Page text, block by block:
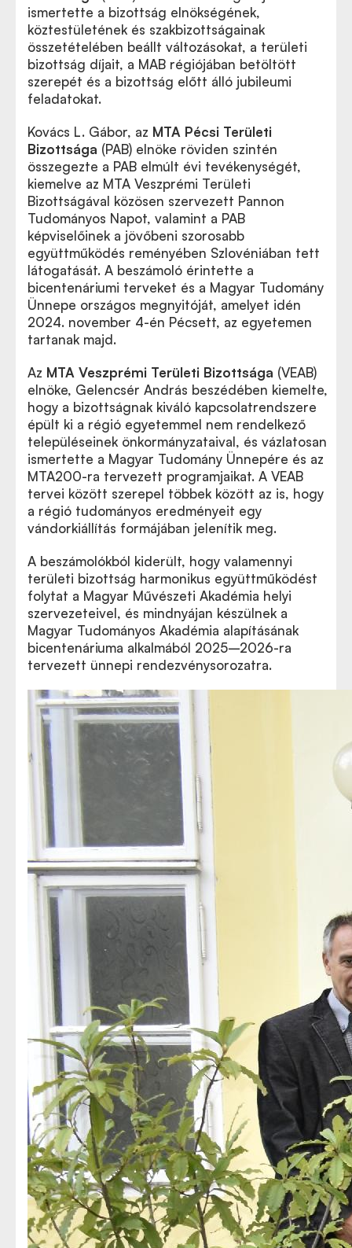
ismertette a bizottság elnökségének,
köztestületének és szakbizottságainak
összetételében beállt változásokat, a területi
bizottság díjait, a MAB régiójában betöltött
szerepét és a bizottság előtt álló jubileumi
feladatokat.
Kovács L. Gábor, az MTA Pécsi Területi
Bizottsága (PAB) elnöke röviden szintén
összegezte a PAB elmúlt évi tevékenységét,
kiemelve az MTA Veszprémi Területi
Bizottságával közösen szervezett Pannon
Tudományos Napot, valamint a PAB
képviselőinek a jövőbeni szorosabb
együttműködés reményében Szlovéniában tett
látogatását. A beszámoló érintette a
bicentenáriumi terveket és a Magyar Tudomány
Ünnepe országos megnyitóját, amelyet idén
2024. november 4-én Pécsett, az egyetemen
tartanak majd.
Az MTA Veszprémi Területi Bizottsága (VEAB)
elnöke, Gelencsér András beszédében kiemelte,
hogy a bizottságnak kiváló kapcsolatrendszere
épült ki a régió egyetemmel nem rendelkező
településeinek önkormányzataival, és vázlatosan
ismertette a Magyar Tudomány Ünnepére és az
MTA200-ra tervezett programjaikat. A VEAB
tervei között szerepel többek között az is, hogy
a régió tudományos eredményeit egy
vándorkiállítás formájában jelenítik meg.
A beszámolókból kiderült, hogy valamennyi
területi bizottság harmonikus együttműködést
folytat a Magyar Művészeti Akadémia helyi
szervezeteivel, és mindnyájan készülnek a
Magyar Tudományos Akadémia alapításának
bicentenáriuma alkalmából 2025–2026-ra
tervezett ünnepi rendezvénysorozatra.